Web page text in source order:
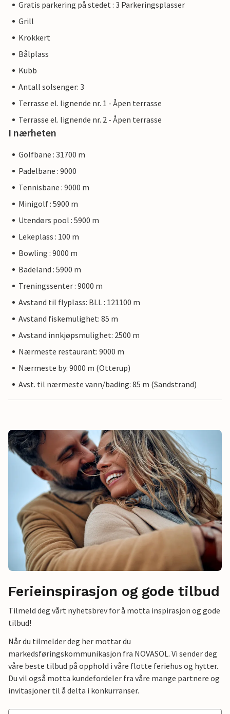
Gratis parkering på stedet : 3 Parkeringsplasser
Grill
Krokkert
Bålplass
Kubb
Antall solsenger: 3
Terrasse el. lignende nr. 1 - Åpen terrasse
Terrasse el. lignende nr. 2 - Åpen terrasse
I nærheten
Golfbane : 31700 m
Padelbane : 9000
Tennisbane : 9000 m
Minigolf : 5900 m
Utendørs pool : 5900 m
Lekeplass : 100 m
Bowling : 9000 m
Badeland : 5900 m
Treningssenter : 9000 m
Avstand til flyplass: BLL : 121100 m
Avstand fiskemulighet: 85 m
Avstand innkjøpsmulighet: 2500 m
Nærmeste restaurant: 9000 m
Nærmeste by: 9000 m (Otterup)
Avst. til nærmeste vann/bading: 85 m (Sandstrand)
Ferieinspirasjon og gode tilbud
Tilmeld deg vårt nyhetsbrev for å motta inspirasjon og gode
tilbud!
Når du tilmelder deg her mottar du
markedsføringskommunikasjon fra NOVASOL. Vi sender deg
våre beste tilbud på opphold i våre flotte feriehus og hytter.
Du vil også motta kundefordeler fra våre mange partnere og
invitasjoner til å delta i konkurranser.